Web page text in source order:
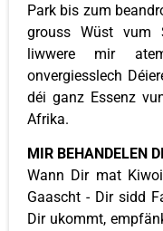
Park bis zum
grouss Wüst vum
liwwere mir
onvergiesslech
déi ganz Essenz
Afrika.
MIR BEHANDELEN
Wann Dir mat
Gaascht - Dir sidd
Dir ukommt,